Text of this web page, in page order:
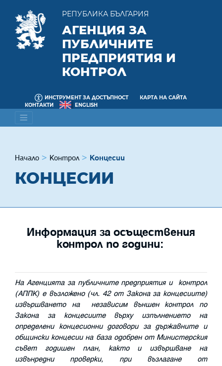
РЕПУБЛИКА БЪЛГАРИЯ
АГЕНЦИЯ ЗА
ПУБЛИЧНИТЕ
ПРЕДПРИЯТИЯ И
КОНТРОЛ
ИНСТРУМЕНТ ЗА ДОСТЪПНОСТ
КАРТА НА САЙТА
КОНТАКТИ
ENGLISH
Начало Контрол Концесии
КОНЦЕСИИ
Информация за осъществения
контрол по години:
На Агенцията за публичните предприятия и контрол
(АППК) е възложено (чл. 42 от Закона за концесиите)
извършването на независим външен контрол по
Закона за концесиите
върху изпълнението на
определени концесионни договори за държавните и
общински концесии на база одобрен от Министерския
съвет годишен план, както и извършване на
извънредни проверки, при възлагане от